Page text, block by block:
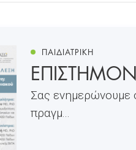
ΠΑΙΔΙΑΤΡΙΚΗ
Σας ενημερώνουμε
πραγμ...